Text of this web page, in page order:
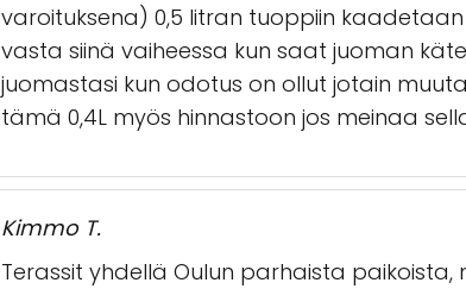
varoituksena) 0,5 litran tuoppiin kaadetaan
vasta siinä vaiheessa kun saat juoman
juomastasi kun odotus on ollut jotain
tämä 0,4L myös hinnastoon jos meinaa
Kimmo T.
Terassit yhdellä Oulun parhaista